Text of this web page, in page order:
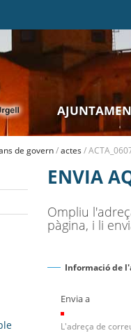
de govern/actes/
ENVIA
Ompliu
pàgina, i li
Informació de
Envia a
L'adreça de